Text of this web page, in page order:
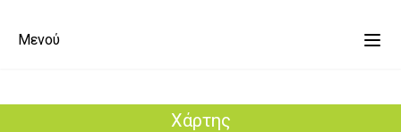
Μενού
Χάρτης